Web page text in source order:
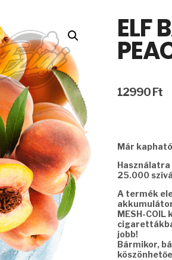
ELF
12990 Ft
Már
25.000
A termék
MESH-
jobb!
Bármikor,